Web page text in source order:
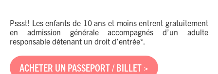
Pssst! Les enfants de 10 ans et moins entrent gratuitement
en admission générale accompagnés d’un adulte
responsable détenant un droit d’entrée*.
ACHETER UN PASSEPORT / BILLET >